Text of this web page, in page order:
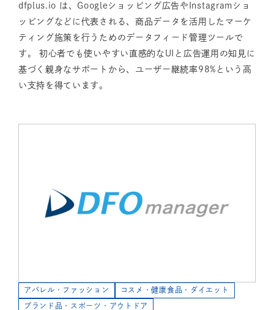
dfplus.io は、Googleショッピング広告やInstagramショ
ッピングなどに代表される、商品データを活用したマーケ
ティング施策を行うためのデータフィード管理ツールで
す。 初心者でも使いやすい直感的なUIと広告運用の知見に
基づく親身なサポートから、ユーザー継続率98%という高
い支持を得ています。
アパレル・ファッション コスメ・健康食品・ダイエット
ブランド品・スポーツ・アウトドア